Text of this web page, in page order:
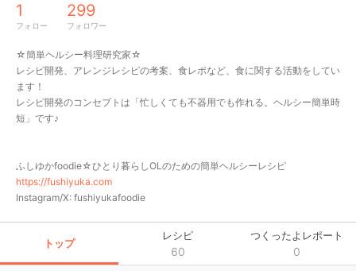
1
フォロー
299
フォロワー
☆簡単ヘルシー料理研究家☆
レシピ開発、アレンジレシピの考案、食レポなど、食に関する活動をしてい
ます！
レシピ開発のコンセプトは「忙しくても不器用でも作れる。ヘルシー簡単時
短」です♪
https://fushiyuka.com
Instagram/X: fushiyukafoodie
トップ
レシピ
60
つくったよレポート
0